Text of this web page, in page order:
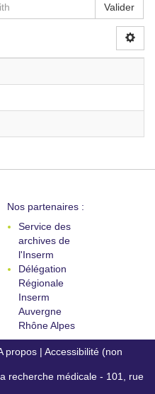
Valider
Nos partenaires :
Service des
archives de
l'Inserm
Délégation
Régionale
Inserm
Auvergne
Rhône Alpes
propos | Accessibilité (non
recherche médicale - 101, rue